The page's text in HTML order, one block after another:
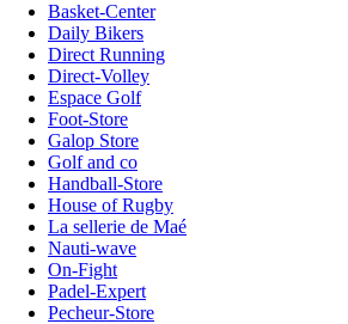
Basket-Center
Daily Bikers
Direct Running
Direct-Volley
Espace Golf
Foot-Store
Galop Store
Golf and co
Handball-Store
House of Rugby
La sellerie de Maé
Nauti-wave
On-Fight
Padel-Expert
Pecheur-Store